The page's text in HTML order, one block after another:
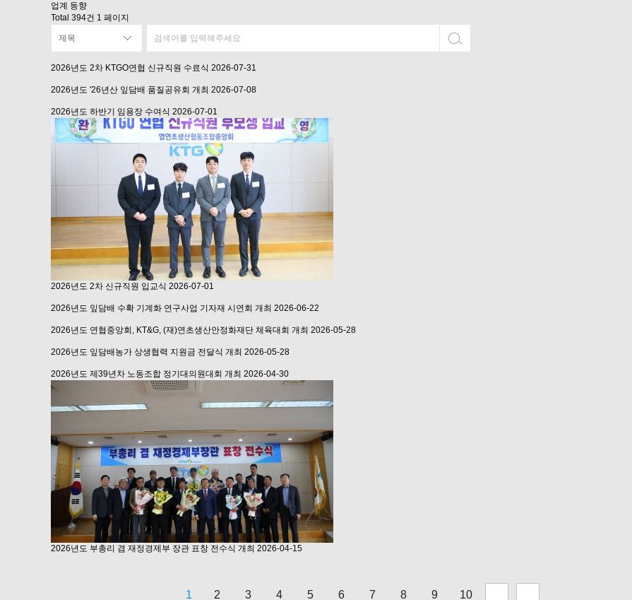
업계 동향
Total 394건 1 페이지
2026년도 2차 KTGO연협 신규직원 수료식 2026-07-31
2026년도 '26년산 잎담배 품질공유회 개최 2026-07-08
2026년도 하반기 임용장 수여식 2026-07-01
2026년도 2차 신규직원 입교식 2026-07-01
2026년도 잎담배 수확 기계화 연구사업 기자재 시연회 개최 2026-06-22
2026년도 연협중앙회, KT&G, (재)연초생산안정화재단 체육대회 개최 2026-05-28
2026년도 잎담배농가 상생협력 지원금 전달식 개최 2026-05-28
2026년도 제39년차 노동조합 정기대의원대회 개최 2026-04-30
2026년도 부총리 겸 재정경제부 장관 표창 전수식 개최 2026-04-15
1 2 3 4 5 6 7 8 9 10